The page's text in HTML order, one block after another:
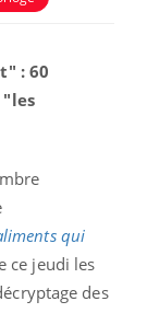
: 60
qui
ce jeudi les
des